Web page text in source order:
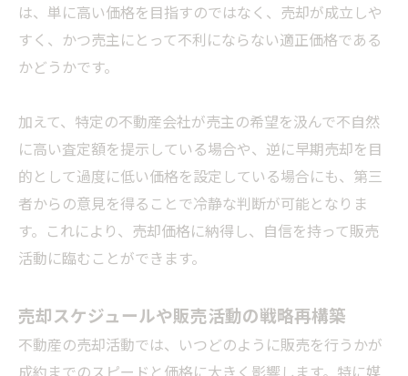
は、単に高い価格を目指すのではなく、売却が成立しや
すく、かつ売主にとって不利にならない適正価格である
かどうかです。
加えて、特定の不動産会社が売主の希望を汲んで不自然
に高い査定額を提示している場合や、逆に早期売却を目
的として過度に低い価格を設定している場合にも、第三
者からの意見を得ることで冷静な判断が可能となりま
す。これにより、売却価格に納得し、自信を持って販売
活動に臨むことができます。
売却スケジュールや販売活動の戦略再構築
不動産の売却活動では、いつどのように販売を行うかが